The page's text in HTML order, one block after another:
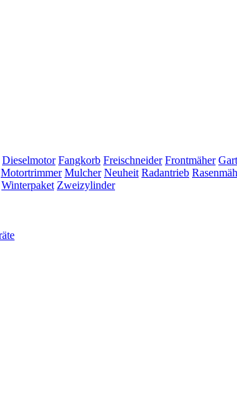
Dieselmotor Fangkorb Freischneider Frontmäher
Motortrimmer Mulcher Neuheit Radantrieb
Winterpaket Zweizylinder